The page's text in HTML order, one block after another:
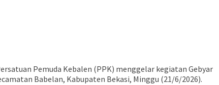
Pemuda Kebalen (PPK) menggelar kegiatan Gebyar
Babelan, Kabupaten Bekasi, Minggu (21/6/2026).